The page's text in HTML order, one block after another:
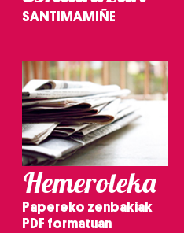
SANTIMAMIÑE
Hemeroteka
Papereko zenbakiak
PDF formatuan